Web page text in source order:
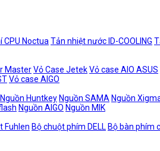
CPU Noctua Tản nhiệt nước ID-COOLING
MasterVỏ Case JetekVỏ case AIO ASUS
Vỏ case AIGO
Nguồn Huntkey Nguồn SAMA Nguồn
Nguồn AIGO Nguồn MIK
Fuhlen Bộ chuột phím DELL Bộ bàn phím